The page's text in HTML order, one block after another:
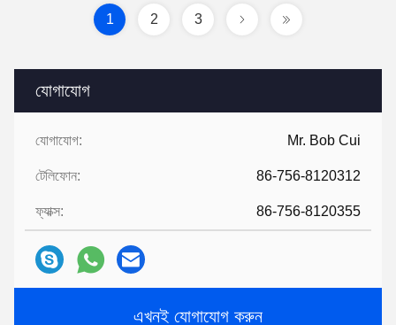
যোগাযোগ
যোগাযোগ: Mr. Bob Cui
টেলিফোন: 86-756-8120312
ফ্যাক্স: 86-756-8120355
এখনই যোগাযোগ করুন
1 2 3